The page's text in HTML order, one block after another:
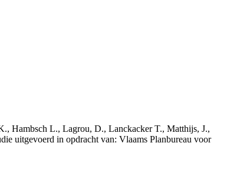
Hambsch L., Lagrou, D., Lanckacker T., Matthijs, J.,
uitgevoerd in opdracht van: Vlaams Planbureau voor